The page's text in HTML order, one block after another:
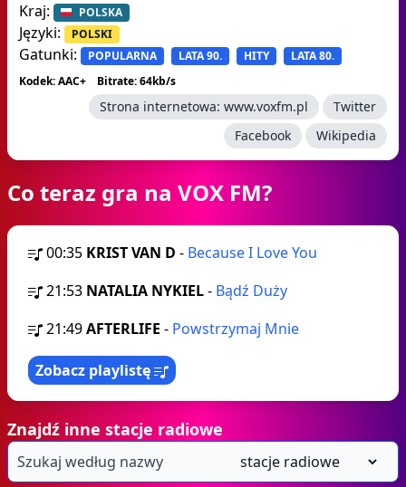
Kraj:
POLSKA
Języki: POLSKI
Gatunki: POPULARNA LATA 90. HITY
LATA 80.
Kodek: AAC+
Bitrate: 64kb/s
Strona internetowa: www.voxfm.pl
Twitter
Facebook
Wikipedia
Co teraz gra na VOX FM?
00:35 KRIST VAN D - Because I Love You
21:53 NATALIA NYKIEL- Bądź Duży
21:49AFTERLIFE - Powstrzymaj Mnie
Zobacz playlistę
Znajdź inne stacje radiowe